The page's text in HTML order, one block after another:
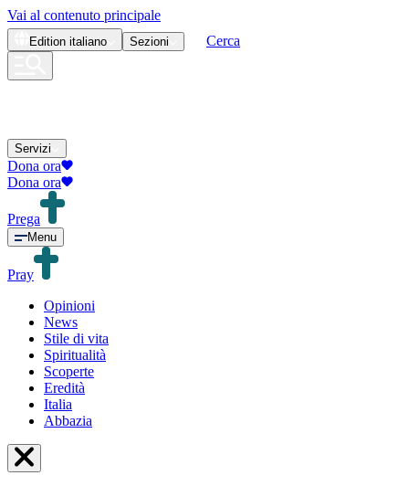
Vai al contenuto principale
Edition italiano Sezioni Cerca
Servizi
Dona ora
Dona ora
Prega
Menu
Pray
Opinioni
News
Stile di vita
Spiritualità
Scoperte
Eredità
Italia
Abbazia